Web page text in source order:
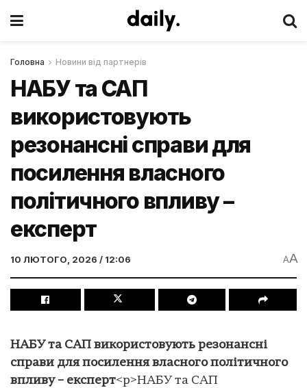
Головна Новини від партнерів
НАБУ та САП
використовують
резонансні справи для
посилення власного
політичного впливу –
експерт
10 ЛЮТОГО, 2026 / 12:06 AA
НАБУ та САП використовують резонансні
справи для посилення власного політичного
впливу – експерт<p>НАБУ та САП